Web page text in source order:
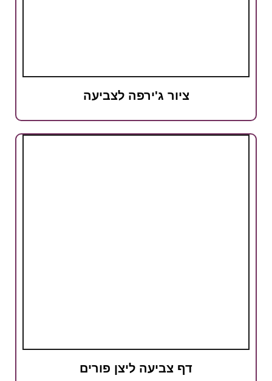
ציור ג'ירפה לצביעה
דף צביעה ליצן פורים